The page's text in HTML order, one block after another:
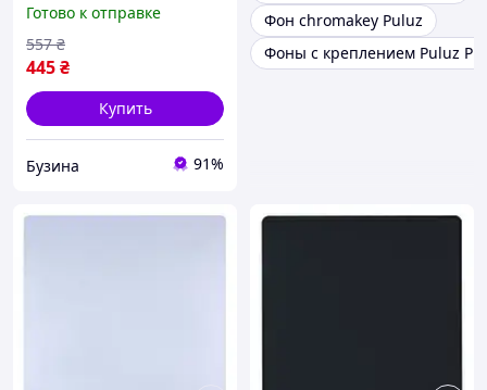
черный buzyna
Готово к отправке
445₴
557 ₴
Купить
Бузина 91%
Фон chromakey Puluz
Фоны с креплением Puluz